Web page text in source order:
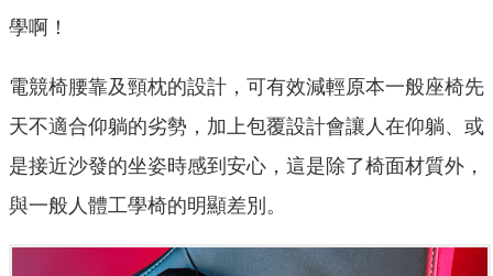
學啊！
電競椅腰靠及頸枕的設計，可有效減輕原本一般座椅先
天不適合仰躺的劣勢，加上包覆設計會讓人在仰躺、或
是接近沙發的坐姿時感到安心，這是除了椅面材質外，
與一般人體工學椅的明顯差別。